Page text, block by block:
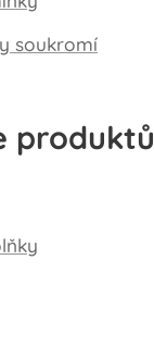
soukromí
produktů